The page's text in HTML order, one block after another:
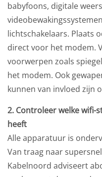
babyfoons, digitale
lichtschakelaars. Plaats
direct voor het modem.
voorwerpen zoals
het modem. Ook
kunnen van invloed zijn
2. Controleer welke
heeft
Alle apparatuur is
Van traag naar
Kabelnoord adviseert